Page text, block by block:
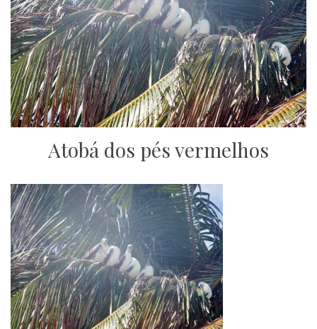
Atobá dos pés vermelhos